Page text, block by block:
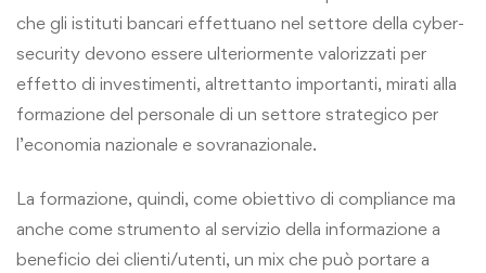
che gli istituti bancari effettuano nel settore della cyber-
security devono essere ulteriormente valorizzati per
effetto di investimenti, altrettanto importanti, mirati alla
formazione del personale di un settore strategico per
l’economia nazionale e sovranazionale.
La formazione, quindi, come obiettivo di compliance ma
anche come strumento al servizio della informazione a
beneficio dei clienti/utenti, un mix che può portare a